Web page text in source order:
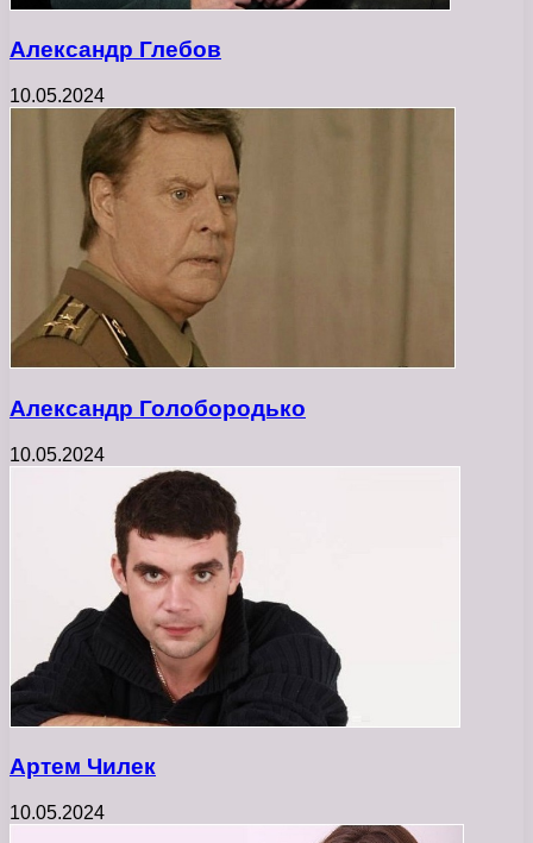
Александр Глебов
10.05.2024
Александр Голобородько
10.05.2024
Артем Чилек
10.05.2024